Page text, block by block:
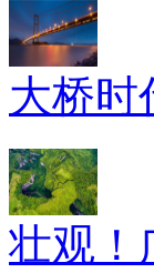
大桥
壮观！